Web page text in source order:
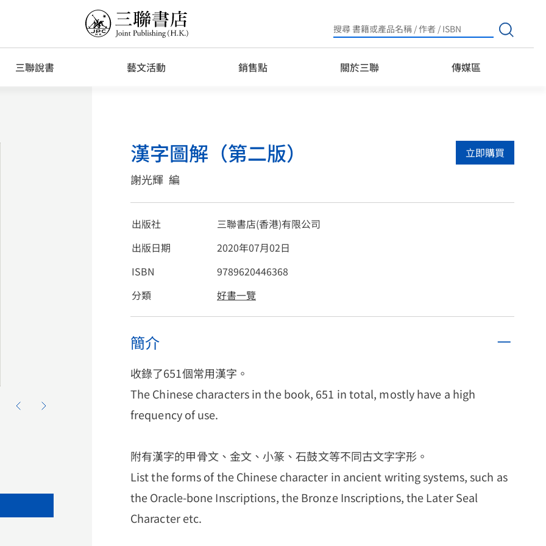
Search
for:
三聯說書 藝文活動 銷售點 關於三聯 傳媒區
漢字圖解（第二版）
謝光輝 編
立即購買
出版社
三聯書店(香港)有限公司
出版日期
2020年07月02日
ISBN
9789620446368
分類
好書一覽
簡介
收錄了651個常用漢字。
The Chinese characters in the book, 651 in total, mostly have a high
frequency of use.
附有漢字的甲骨文、金文、小篆、石鼓文等不同古文字字形。
List the forms of the Chinese character in ancient writing systems, such as
the Oracle-bone Inscriptions, the Bronze Inscriptions, the Later Seal
Character etc.